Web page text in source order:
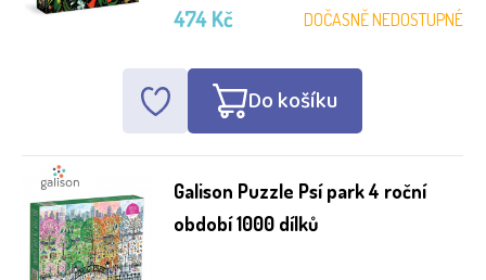
DOČASNĚ NEDOSTUPNÉ
474 Kč
Do košíku
Galison Puzzle Psí park 4 roční
období 1000 dílků